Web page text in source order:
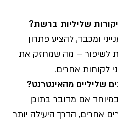
שליליות ברשת?
ומכבד, להציע פתרון
לשיפור – מה שמחזק את
לקוחות אחרים.
שליליים מהאינטרנט?
אם מדובר בתוכן
אחרים, הדרך היעילה יותר